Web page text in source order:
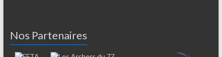
Nos Partenaires